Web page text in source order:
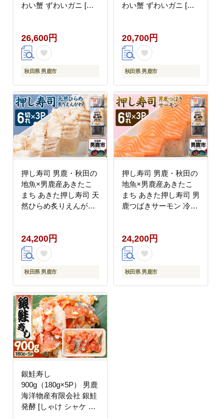
わい蟹 ずわいガニ [新
26,600円
秋田県 男鹿市
わい蟹 ずわいガニ [新
20,700円
秋田県 男鹿市
押し寿司 男鹿・秋田の
地魚×男鹿産あきたこ
まち あきた押し寿司 天
然ひらめ炙りえんがわ
24,200円
秋田県 男鹿市
押し寿司 男鹿・秋田の
地魚×男鹿産あきたこ
まち あきた押し寿司 男
鹿つばきサーモン 冷凍
24,200円
秋田県 男鹿市
銀鮭寿し
900g（180g×5P） 男鹿
海洋物産有限会社 銀鮭
発酵 [しゃけ シャケ さ